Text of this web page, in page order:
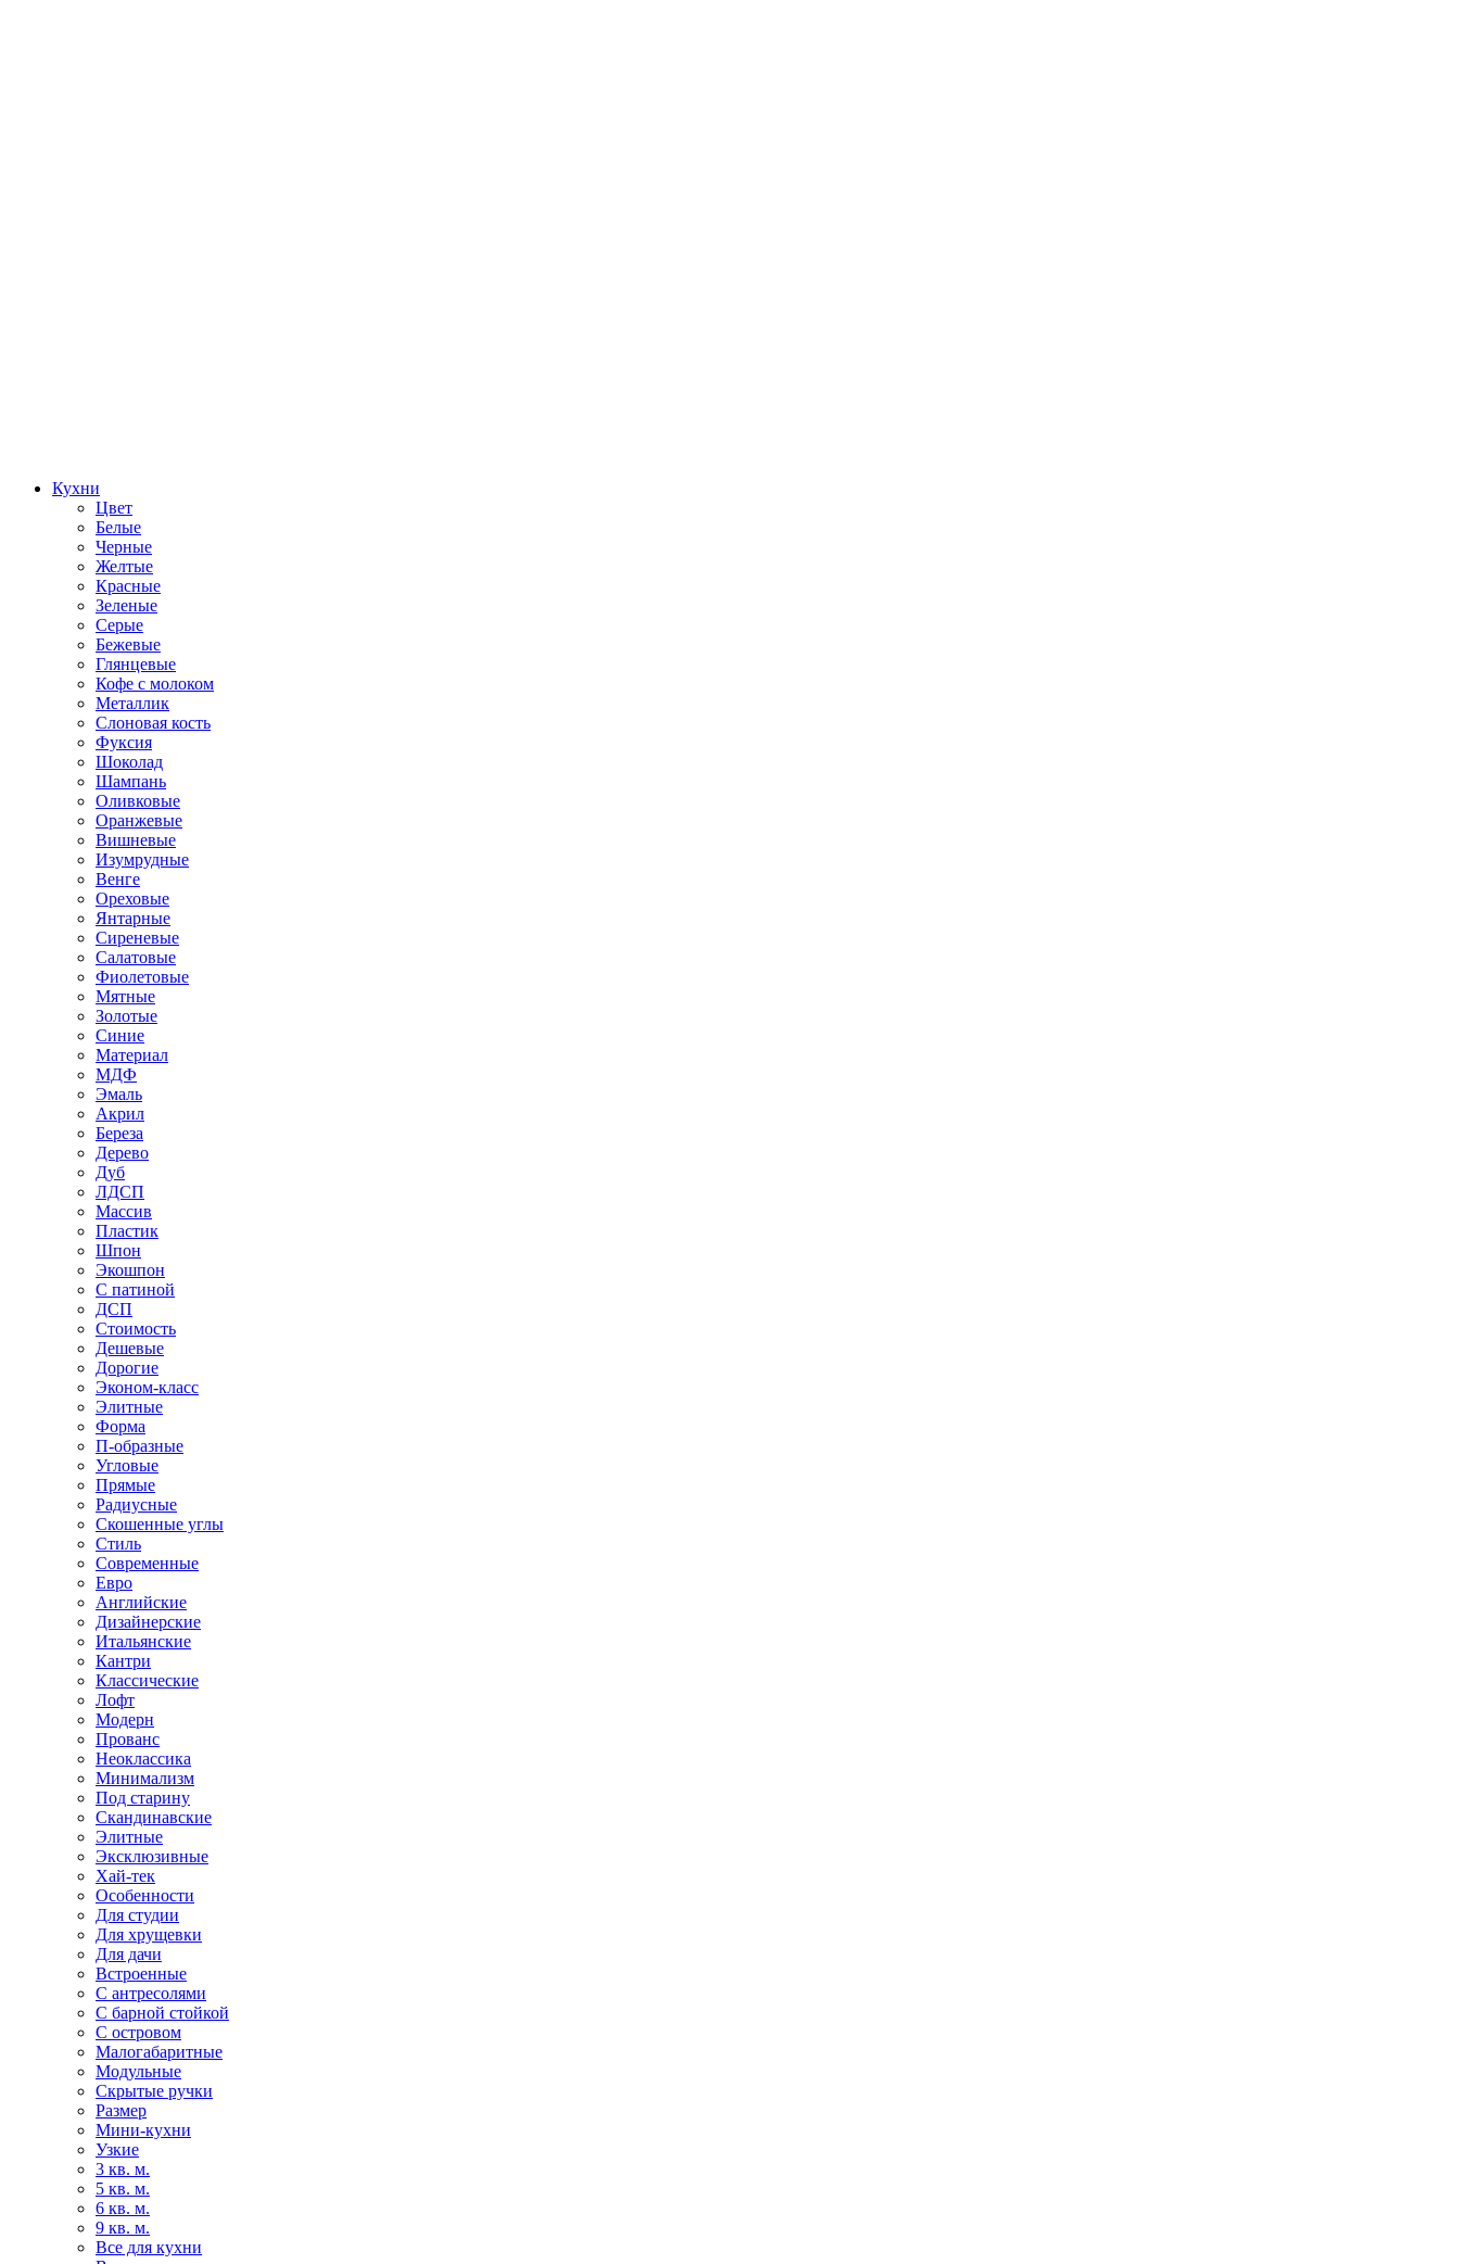
Кухни
Цвет
Белые
Черные
Желтые
Красные
Зеленые
Серые
Бежевые
Глянцевые
Кофе с молоком
Металлик
Слоновая кость
Фуксия
Шоколад
Шампань
Оливковые
Оранжевые
Вишневые
Изумрудные
Венге
Ореховые
Янтарные
Сиреневые
Салатовые
Фиолетовые
Мятные
Золотые
Синие
Материал
МДФ
Эмаль
Акрил
Береза
Дерево
Дуб
ЛДСП
Массив
Пластик
Шпон
Экошпон
С патиной
ДСП
Стоимость
Дешевые
Дорогие
Эконом-класс
Элитные
Форма
П-образные
Угловые
Прямые
Радиусные
Скошенные углы
Стиль
Современные
Евро
Английские
Дизайнерские
Итальянские
Кантри
Классические
Лофт
Модерн
Прованс
Неоклассика
Минимализм
Под старину
Скандинавские
Элитные
Эксклюзивные
Хай-тек
Особенности
Для студии
Для хрущевки
Для дачи
Встроенные
С антресолями
С барной стойкой
С островом
Малогабаритные
Модульные
Скрытые ручки
Размер
Мини-кухни
Узкие
3 кв. м.
5 кв. м.
6 кв. м.
9 кв. м.
Все для кухни